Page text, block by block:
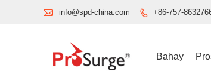
 info@spd-china.com  +86-757-
Bahay